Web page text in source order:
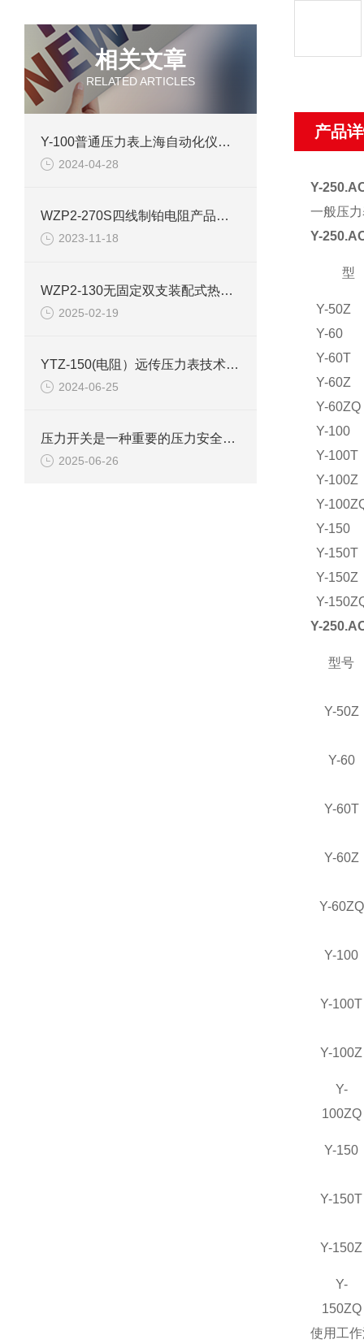
相关文章
RELATED ARTICLES
Y-100普通压力表上海自动化仪表四厂产品介绍
2024-04-28
WZP2-270S四线制铂电阻产品介绍
2023-11-18
WZP2-130无固定双支装配式热电阻使用选型
2025-02-19
YTZ-150(电阻）远传压力表技术参数
2024-06-25
压力开关是一种重要的压力安全连锁控制装置
2025-06-26
产品
Y-
一般压
Y-
型
Y-50Z
Y-60
Y-60T
Y-60Z
Y-60ZQ
Y-100
Y-100T
Y-100Z
Y-
Y-150
Y-150T
Y-150Z
Y-
Y-
型号
Y-50Z
Y-60
Y-60T
Y-60Z
Y-60ZQ
Y-100
Y-100T
Y-100Z
Y-
100ZQ
Y-150
Y-150T
Y-150Z
Y-
150ZQ
使用工